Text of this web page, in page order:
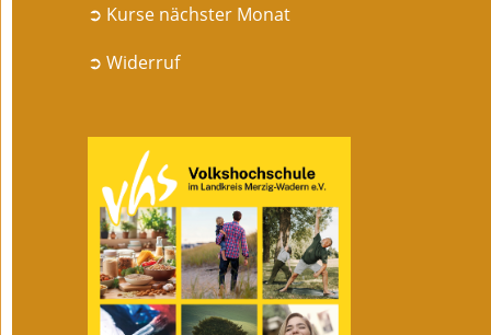
➲ Kurse nächster Monat
➲ Widerruf